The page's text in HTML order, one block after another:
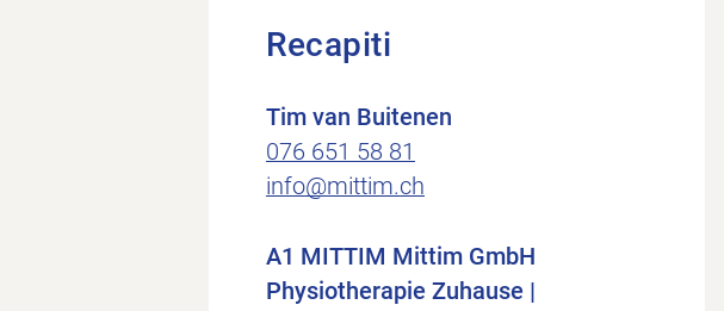
Recapiti
Tim van Buitenen
076 651 58 81
info@mittim.ch
A1 MITTIM Mittim GmbH
Physiotherapie Zuhause |